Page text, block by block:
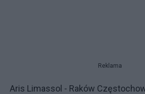
Reklama
Aris Limassol - Raków